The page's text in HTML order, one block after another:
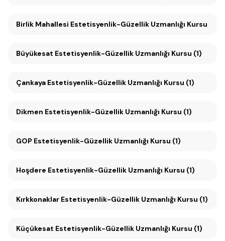
Birlik Mahallesi Estetisyenlik-Güzellik Uzmanlığı Kursu (1)
Büyükesat Estetisyenlik-Güzellik Uzmanlığı Kursu (1)
Çankaya Estetisyenlik-Güzellik Uzmanlığı Kursu (1)
Dikmen Estetisyenlik-Güzellik Uzmanlığı Kursu (1)
GOP Estetisyenlik-Güzellik Uzmanlığı Kursu (1)
Hoşdere Estetisyenlik-Güzellik Uzmanlığı Kursu (1)
Kırkkonaklar Estetisyenlik-Güzellik Uzmanlığı Kursu (1)
Küçükesat Estetisyenlik-Güzellik Uzmanlığı Kursu (1)